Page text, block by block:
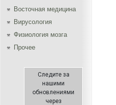
Восточная медицина
Вирусология
Физиология мозга
Прочее
Следите за
нашими
обновлениями
через